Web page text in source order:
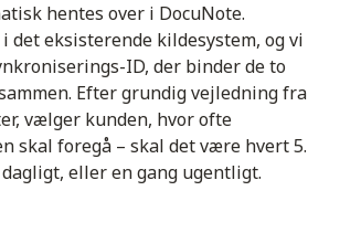
hentes over i DocuNote.
det eksisterende kildesystem, og vi
ID, der binder de to
Efter grundig vejledning fra
vælger kunden, hvor ofte
skal foregå – skal det være hvert 5.
eller en gang ugentligt.